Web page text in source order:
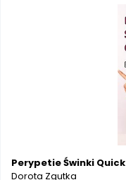
Perypetie Świnki Quick
Dorota Zgutka